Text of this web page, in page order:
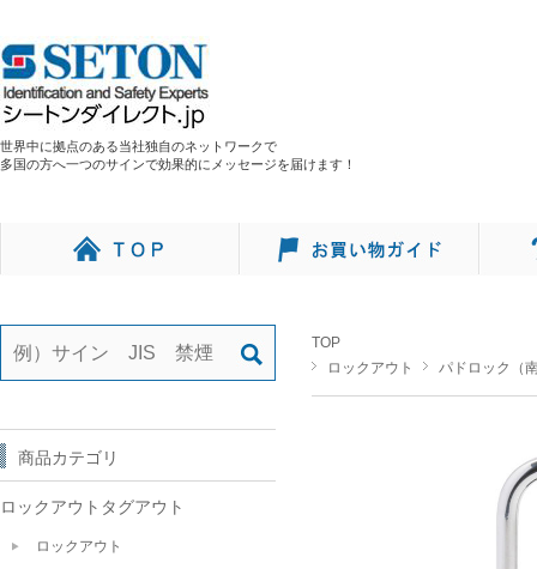
世界中に拠点のある当社独自のネットワークで
多国の方へ一つのサインで効果的にメッセージを届けます！
TOP
ロックアウト
パドロック（
商品カテゴリ
ロックアウトタグアウト
ロックアウト